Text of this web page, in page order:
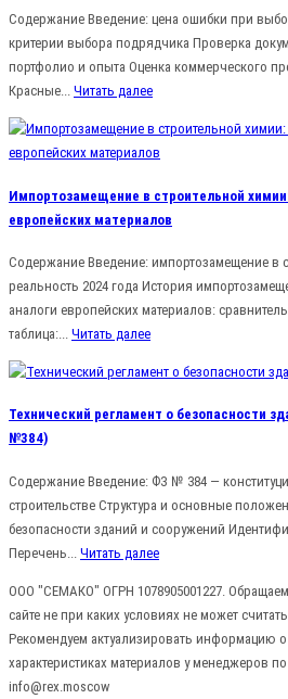
Содержание Введение: цена ошибки при
критерии выбора подрядчика Проверка
портфолио и опыта Оценка коммерческого
Красные... Читать далее
Импортозамещение в строительной
европейских материалов
Содержание Введение: импортозамещение в
реальность 2024 года История
аналоги европейских материалов:
таблица:... Читать далее
Технический регламент о безопасности
№384)
Содержание Введение: ФЗ № 384 —
строительстве Структура и основные
безопасности зданий и сооружений
Перечень... Читать далее
ООО "СЕМАКО" ОГРН 1078905001227.
сайте не при каких условиях не может
Рекомендуем актуализировать информацию
характеристиках материалов у менеджеров
info@rex.moscow